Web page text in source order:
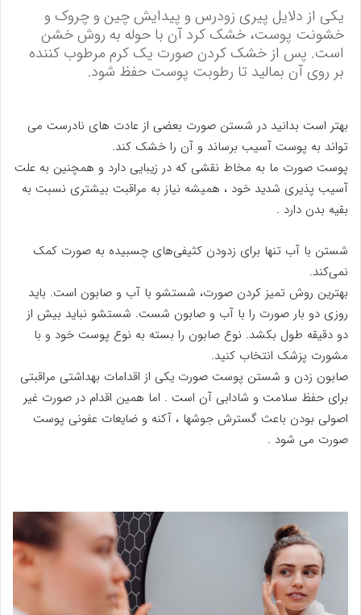
یکی از دلایل پیری زودرس و پیدایش چین و چروک و
خشونت پوست، خشک کرد آن با حوله به روش خشن
است. پس از خشک کردن صورت یک کرم مرطوب کننده
بر روی آن بمالید تا رطوبت پوست حفظ شود.
بهتر است بدانید در شستن صورت بعضی از عادت های نادرست می
تواند به پوست آسیب برساند و آن را خشک کند.
پوست صورت ما به مخاط نقشی که در زیبایی دارد و همچنین به علت
آسیب پذیری شدید خود ، همیشه نیاز به مراقبت بیشتری نسبت به
بقیه بدن دارد .
شستن با آب تنها برای زدودن کثیفی‌‌های چسبیده به صورت کمک
نمی‌کند.
بهترین روش تمیز کردن صورت، شستشو با آب و صابون است. باید
روزی دو بار صورت را با آب و صابون شست. شستشو نباید بیش از
دو دقیقه طول بکشد. نوع صابون را بسته به نوع پوست خود و با
مشورت پزشک انتخاب کنید.
صابون زدن و شستن پوست صورت یکی از اقدامات بهداشتی مراقبتی
برای حفظ سلامت و شادابی آن است . اما همین اقدام در صورت غیر
اصولی بودن باعث گسترش جوشها ، آکنه و ضایعات عفونی پوست
صورت می شود .